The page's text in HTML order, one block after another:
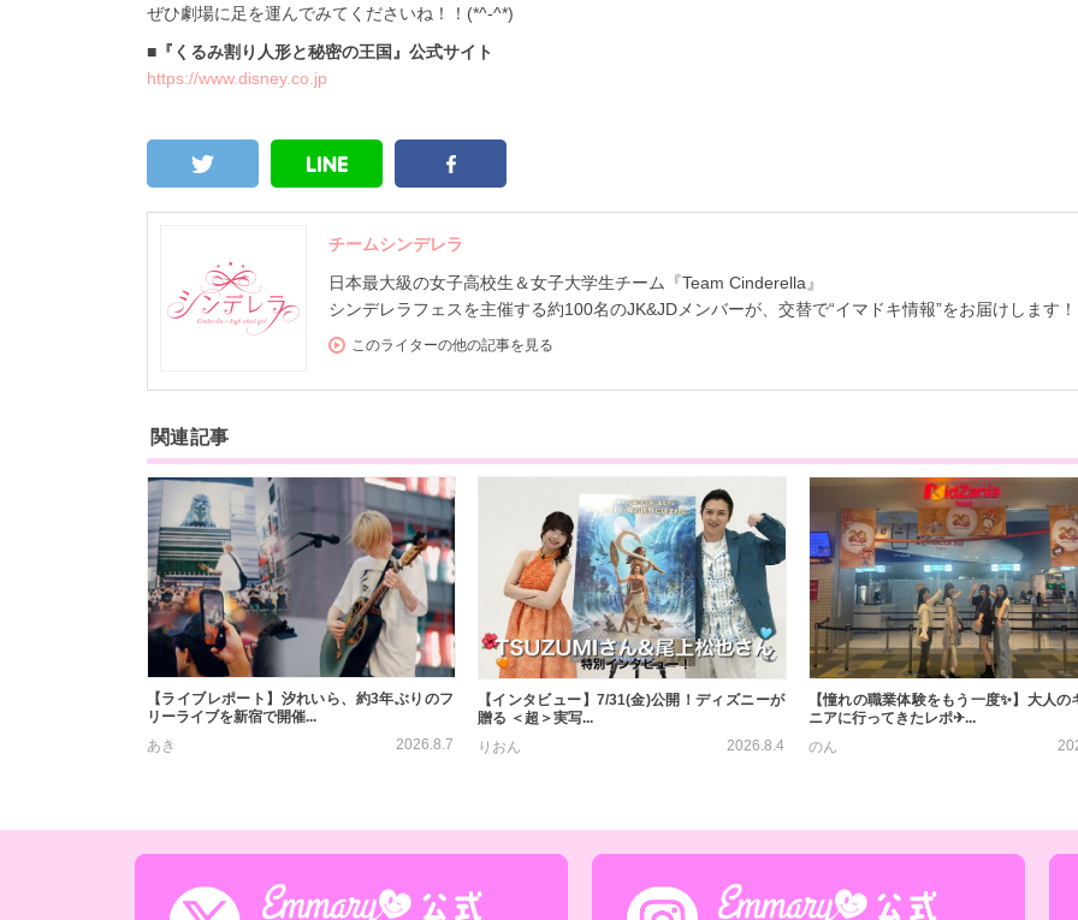
ぜひ劇場に足を運んでみてくださいね！！(*^-^*)
■『くるみ割り人形と秘密の王国』公式サイト
https://www.disney.co.jp
チームシンデレラ
日本最大級の女子高校生＆女子大学生チーム『Team Cinderella』
シンデレラフェスを主催する約100名のJK&JDメンバーが、交替で“イマドキ情報”をお届けします！
このライターの他の記事を見る
関連記事
【ライブレポート】汐れいら、約3年ぶりのフ
リーライブを新宿で開催...
あき
2026.8.7
【インタビュー】7/31(金)公開！ディズニーが
贈る ＜超＞実写...
りおん
2026.8.4
【憧れの職業体験をもう一度✨】大人の
ニアに行ってきたレポ✈...
のん